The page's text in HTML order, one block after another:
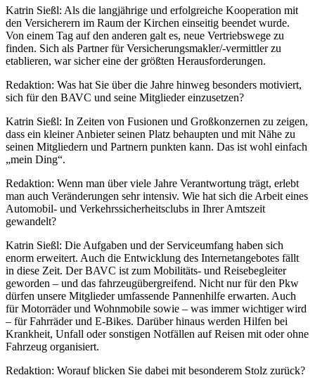
Katrin Sießl: Als die langjährige und erfolgreiche Kooperation mit
den Versicherern im Raum der Kirchen einseitig beendet wurde.
Von einem Tag auf den anderen galt es, neue Vertriebswege zu
finden. Sich als Partner für Versicherungsmakler/-vermittler zu
etablieren, war sicher eine der größten Herausforderungen.
Redaktion: Was hat Sie über die Jahre hinweg besonders motiviert,
sich für den BAVC und seine Mitglieder einzusetzen?
Katrin Sießl: In Zeiten von Fusionen und Großkonzernen zu zeigen,
dass ein kleiner Anbieter seinen Platz behaupten und mit Nähe zu
seinen Mitgliedern und Partnern punkten kann. Das ist wohl einfach
„mein Ding“.
Redaktion: Wenn man über viele Jahre Verantwortung trägt, erlebt
man auch Veränderungen sehr intensiv. Wie hat sich die Arbeit eines
Automobil- und Verkehrssicherheitsclubs in Ihrer Amtszeit
gewandelt?
Katrin Sießl: Die Aufgaben und der Serviceumfang haben sich
enorm erweitert. Auch die Entwicklung des Internetangebotes fällt
in diese Zeit. Der BAVC ist zum Mobilitäts- und Reisebegleiter
geworden – und das fahrzeugübergreifend. Nicht nur für den Pkw
dürfen unsere Mitglieder umfassende Pannenhilfe erwarten. Auch
für Motorräder und Wohnmobile sowie – was immer wichtiger wird
– für Fahrräder und E-Bikes. Darüber hinaus werden Hilfen bei
Krankheit, Unfall oder sonstigen Notfällen auf Reisen mit oder ohne
Fahrzeug organisiert.
Redaktion: Worauf blicken Sie dabei mit besonderem Stolz zurück?